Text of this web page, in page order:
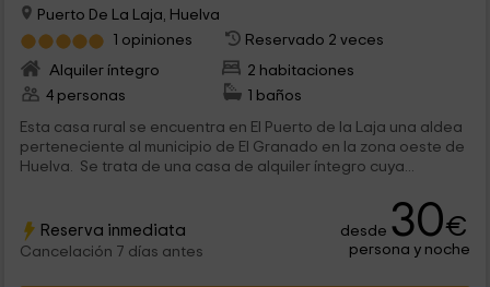
Puerto De La Laja, Huelva
1 opiniones
Reservado 2 veces
Alquiler íntegro
2 habitaciones
4 personas
1 baños
Esta casa rural se encuentra en El Puerto de la Laja una aldea
perteneciente al municipio de El Granado en la zona oeste de
Huelva. Se trata de una casa de alquiler íntegro cuya...
Reserva inmediata
Cancelación 7 días antes
desde 30€
persona y noche